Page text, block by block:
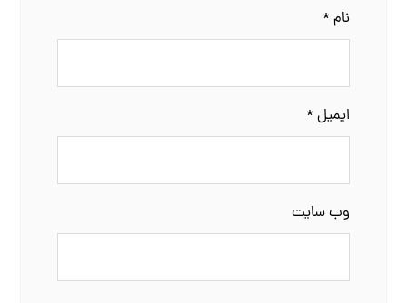
نام *
ایمیل *
وب‌ سایت